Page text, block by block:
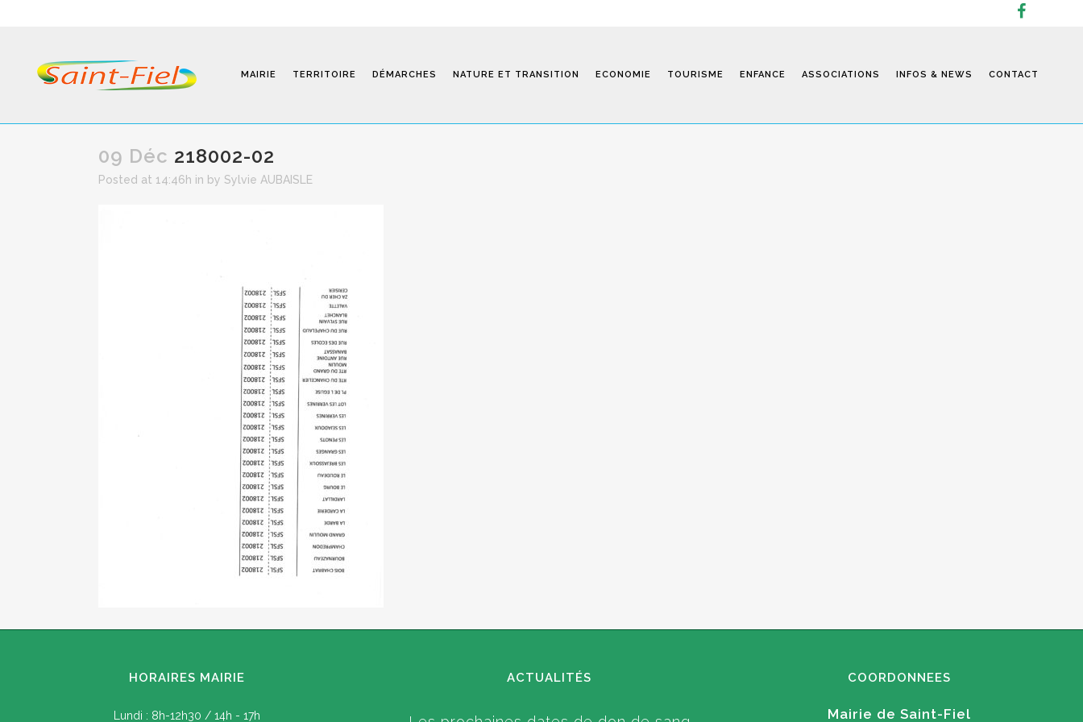
MAIRIE TERRITOIRE DÉMARCHES NATURE ET TRANSITION ECONOMIE TOURISME ENFANCE ASSOCIATIONS INFOS & NEWS CONTACT
09 Déc 218002-02
Posted at 14:46h in by Sylvie AUBAISLE
HORAIRES MAIRIE
Lundi : 8h-12h30 / 14h - 17h
ACTUALITÉS COORDONNEES
Mairie de Saint-Fiel